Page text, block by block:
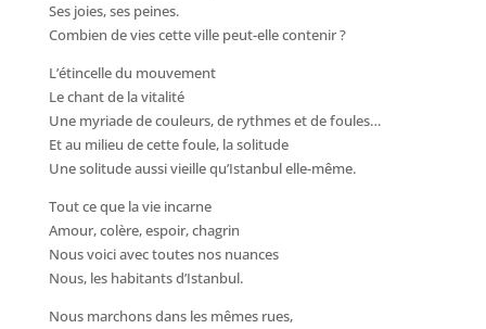
Ses joies, ses peines.
Combien de vies cette ville peut-elle contenir ?
L’étincelle du mouvement
Le chant de la vitalité
Une myriade de couleurs, de rythmes et de foules…
Et au milieu de cette foule, la solitude
Une solitude aussi vieille qu’Istanbul elle-même.
Tout ce que la vie incarne
Amour, colère, espoir, chagrin
Nous voici avec toutes nos nuances
Nous, les habitants d’Istanbul.
Nous marchons dans les mêmes rues,